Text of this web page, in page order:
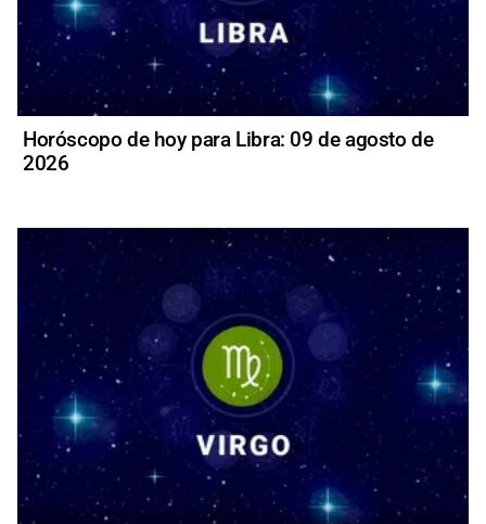
Horóscopo de hoy para Libra: 09 de agosto de
2026